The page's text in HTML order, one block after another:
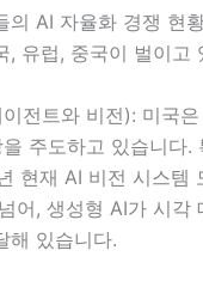
의 AI 자율화 경쟁 현
, 유럽, 중국이 벌이고
전트와 비전): 미국
을 주도하고 있습니
현재 AI 비전 시스템
어, 생성형 AI가 시각
해 있습니다.